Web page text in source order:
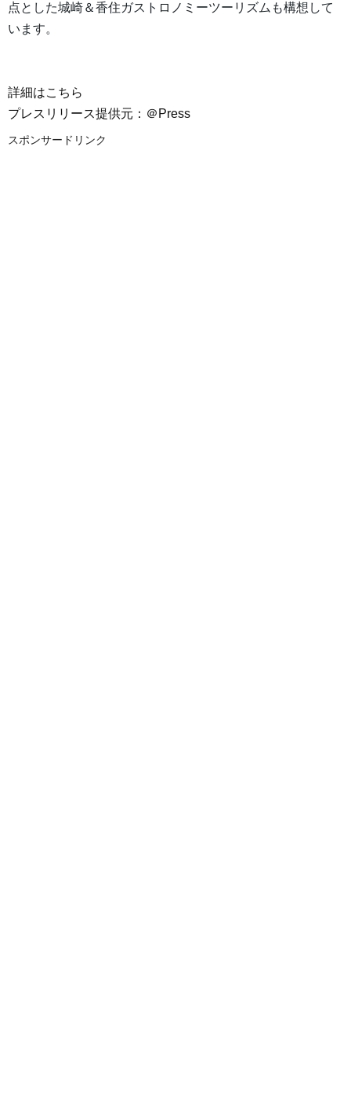
点とした城崎＆香住ガストロノミーツーリズムも構想して
います。
詳細はこちら
プレスリリース提供元：＠Press
スポンサードリンク